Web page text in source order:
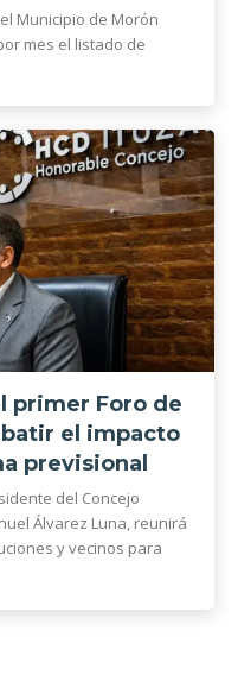
Municipio de Morón
mes el listado de
primer Foro de
el impacto
previsional
del Concejo
Álvarez Luna, reunirá
y vecinos para